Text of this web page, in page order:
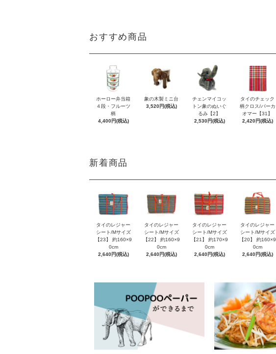
おすすめ商品
ホーロー弁当箱
４段・フルーツ
柄
4,400円(税込)
象の木製ミニ台
3,520円(税込)
チェンマイコッ
トン象のぬいぐ
るみ【2】
2,530円(税込)
タイのチェック
柄クロス/パーカ
オマー【31】
2,420円(税込)
新着商品
タイのレジャー
シート/Mサイズ
【23】 約160×9
0cm
2,640円(税込)
タイのレジャー
シート/Mサイズ
【22】 約160×9
0cm
2,640円(税込)
タイのレジャー
シート/Mサイズ
【21】 約170×9
0cm
2,640円(税込)
タイのレジャー
シート/Mサイズ
【20】 約160×9
0cm
2,640円(税込)